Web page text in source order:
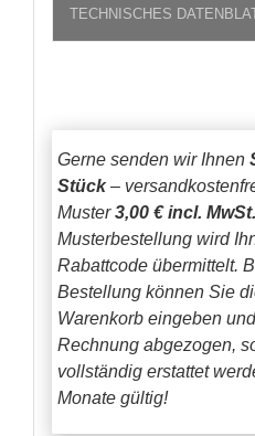
TECHNISCHES
Gerne senden wir Ihnen
Stück–
Muster3,00 € incl. MwSt.
Musterbestellung wird
Rabattcode übermittelt.
Bestellung können Sie
Warenkorb eingeben
Rechnung abgezogen,
vollständig erstattet
Monate gültig!